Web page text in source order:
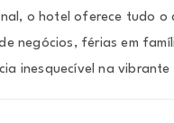
o hotel oferece tudo
negócios, férias em
inesquecível na